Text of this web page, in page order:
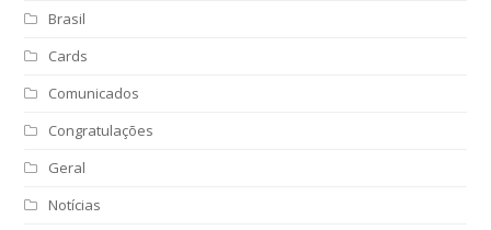
Brasil
Cards
Comunicados
Congratulações
Geral
Notícias